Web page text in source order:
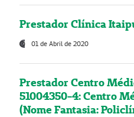
Prestador Clínica
01 de Abril de 2020
Prestador Centro
51004350-4: Centro
(Nome Fantasia: